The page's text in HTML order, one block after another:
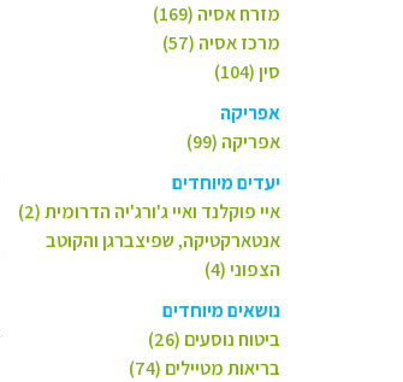
מזרח אסיה (169)
מרכז אסיה (57)
סין (104)
אפריקה
אפריקה (99)
יעדים מיוחדים
איי פוקלנד ואיי ג'ורג'יה הדרומית (2)
אנטארקטיקה, שפיצברגן והקוטב
הצפוני (4)
נושאים מיוחדים
ביטוח נוסעים (26)
בריאות מטיילים (74)